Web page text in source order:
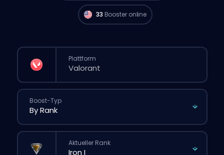
33 Booster online
Plattform
Boost-Typ
Aktueller Rank